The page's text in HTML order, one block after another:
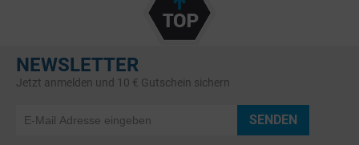
NEWSLETTER
Jetzt anmelden und 10 € Gutschein sichern
SENDEN